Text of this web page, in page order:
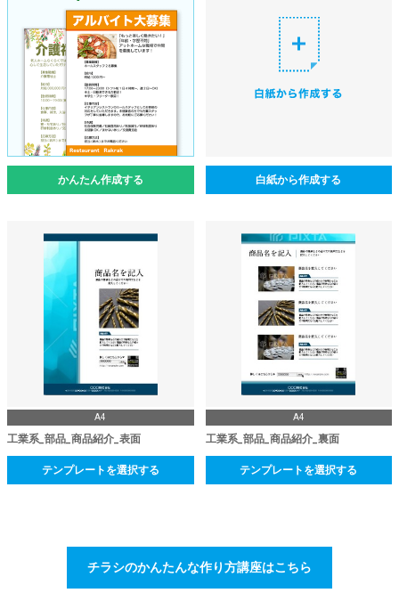
かんたん作成する 白紙から作成する
A4
工業系_部品_商品紹介_表面
テンプレートを選択する
A4
工業系_部品_商品紹介_裏面
テンプレートを選択する
チラシのかんたんな作り方講座はこちら